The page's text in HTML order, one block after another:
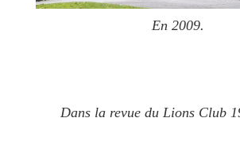
En 2009.
Dans la revue du Lions Club